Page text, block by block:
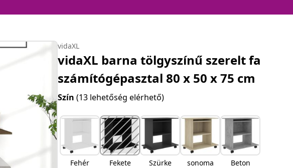
vidaXL
vidaXL barna tölgyszínű szerelt fa
számítógépasztal 80 x 50 x 75 cm
Szín(13 lehetőség elérhető)
Fehér Fekete Szürke
sonoma
Beton